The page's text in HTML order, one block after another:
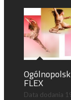
FLEX
Data dodania